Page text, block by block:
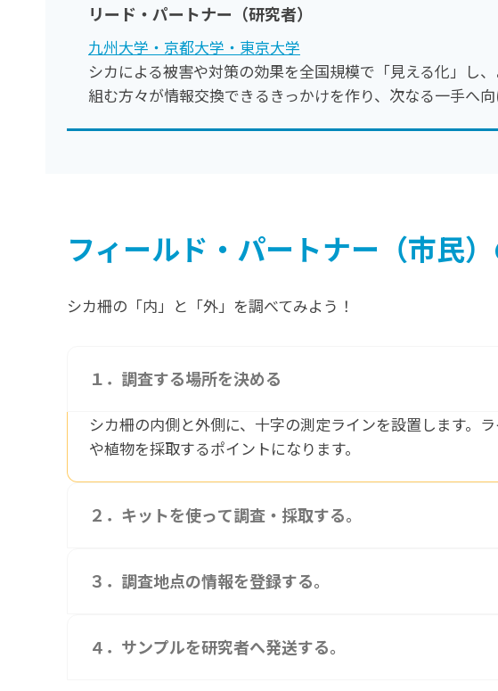
リード・パートナー（研究者）
九州大学・京都大学・東京大学
シカによる被害や対策の効果を全国規模で「見える化」し
組む方々が情報交換できるきっかけを作り、次なる一手へ
フィールド・パートナー（市民
シカ柵の「内」と「外」を調べてみよう！
１．調査する場所を決める
シカ柵の内側と外側に、十字の測定ラインを設置します。
や植物を採取するポイントになります。
２．キットを使って調査・採取する。
３．調査地点の情報を登録する。
４．サンプルを研究者へ発送する。